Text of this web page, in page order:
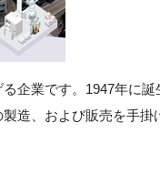
企業です。1947年に
造、および販売を手掛